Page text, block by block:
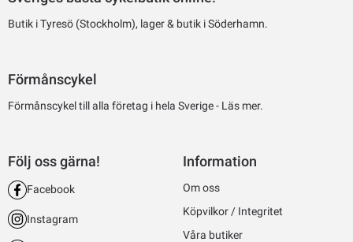
Butik i Tyresö (Stockholm), lager & butik i Söderhamn.
Förmånscykel
Förmånscykel till alla företag i hela Sverige - Läs mer.
Följ oss gärna!
Facebook
Instagram
Information
Om oss
Köpvilkor / Integritet
Våra butiker